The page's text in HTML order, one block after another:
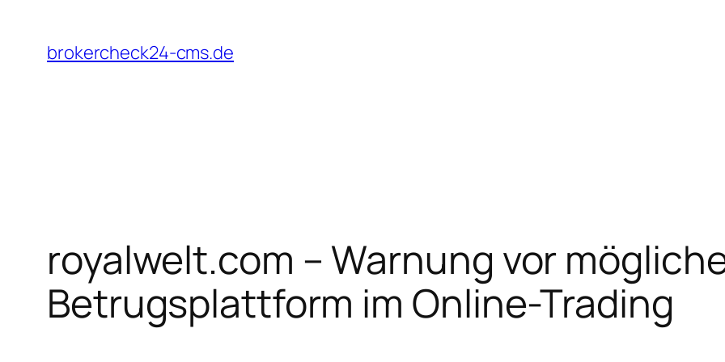
Inhalt
springen
brokercheck24-cms.de
royalwelt.com – Warnung vor
Betrugsplattform im Online-Trading